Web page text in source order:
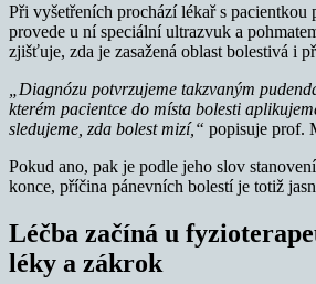
Při vyšetřeních prochází lékař s pacientkou
provede u ní speciální ultrazvuk a
zjišťuje, zda je zasažená oblast bolestivá i
„Diagnózu potvrzujeme takzvaným
kterém pacientce do místa bolesti
sledujeme, zda bolest mizí,“ popisuje prof.
Pokud ano, pak je podle jeho slov
konce, příčina pánevních bolestí je totiž
Léčba začíná u
léky a zákrok